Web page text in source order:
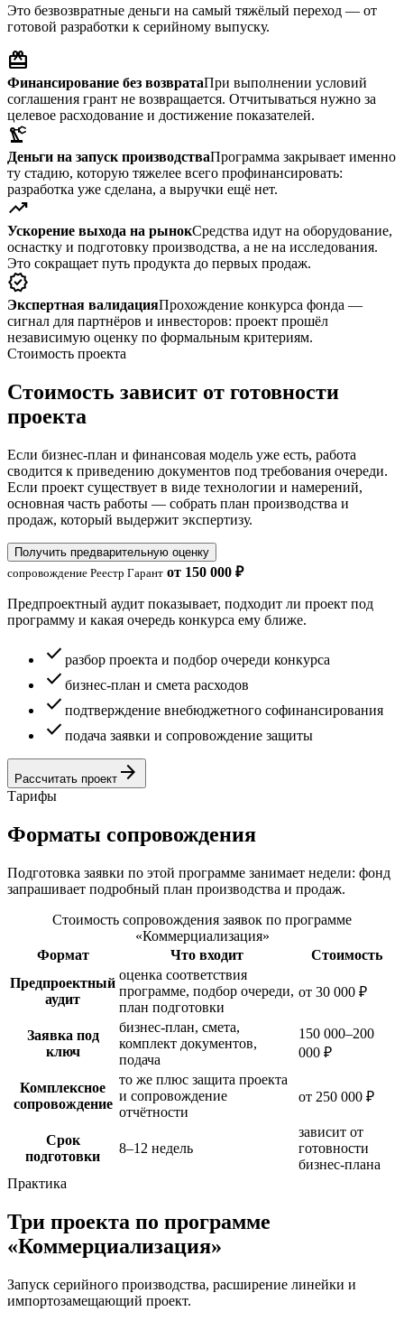
Это безвозвратные деньги на самый тяжёлый переход — от
готовой разработки к серийному выпуску.
redeem
Финансирование без возвратаПри выполнении условий
соглашения грант не возвращается. Отчитываться нужно за
целевое расходование и достижение показателей.
precision_manufacturing
Деньги на запуск производстваПрограмма закрывает именно
ту стадию, которую тяжелее всего профинансировать:
разработка уже сделана, а выручки ещё нет.
trending_up
Ускорение выхода на рынокСредства идут на оборудование,
оснастку и подготовку производства, а не на исследования.
Это сокращает путь продукта до первых продаж.
verified
Экспертная валидацияПрохождение конкурса фонда —
сигнал для партнёров и инвесторов: проект прошёл
независимую оценку по формальным критериям.
Стоимость проекта
Стоимость зависит от готовности
проекта
Если бизнес-план и финансовая модель уже есть, работа
сводится к приведению документов под требования очереди.
Если проект существует в виде технологии и намерений,
основная часть работы — собрать план производства и
продаж, который выдержит экспертизу.
Получить предварительную оценку
сопровождение Реестр Гарант от 150 000 ₽
Предпроектный аудит показывает, подходит ли проект под
программу и какая очередь конкурса ему ближе.
check разбор проекта и подбор очереди конкурса
check бизнес-план и смета расходов
check подтверждение внебюджетного софинансирования
check подача заявки и сопровождение защиты
Рассчитать проект arrow_forward
Тарифы
Форматы сопровождения
Подготовка заявки по этой программе занимает недели: фонд
запрашивает подробный план производства и продаж.
Стоимость сопровождения заявок по программе
«Коммерциализация»
Формат
Что входит
Стоимость
Предпроектный
аудит
оценка соответствия
программе, подбор очереди,
план подготовки
от 30 000 ₽
Заявка под
ключ
бизнес-план, смета,
комплект документов,
подача
150 000–200
000 ₽
Комплексное
сопровождение
то же плюс защита проекта
и сопровождение
отчётности
от 250 000 ₽
Срок
подготовки
8–12 недель
зависит от
готовности
бизнес-плана
Практика
Три проекта по программе
«Коммерциализация»
Запуск серийного производства, расширение линейки и
импортозамещающий проект.